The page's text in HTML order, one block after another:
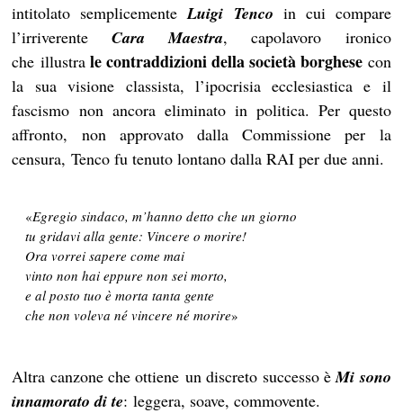
intitolato semplicementeLuigi Tenco in cui compare
l’irriverenteCara Maestra, capolavoro
ironico
che illustrale contraddizioni della società borghese con
la sua visione classista, l’ipocrisia ecclesiastica e il
fascismo non ancora eliminato in politica. Per questo
affronto, non approvato dalla Commissione per la
censura, Tenco fu tenuto lontano dalla RAI per due anni.
«Egregio sindaco, m’hanno detto che un giorno
tu gridavi alla gente: Vincere o morire!
Ora vorrei sapere come mai
vinto non hai eppure non sei morto,
e al posto tuo è morta tanta gente
che non voleva né vincere né morire»
Altra canzone che ottiene un discreto successo èMi sono
innamorato di te: leggera, soave, commovente.